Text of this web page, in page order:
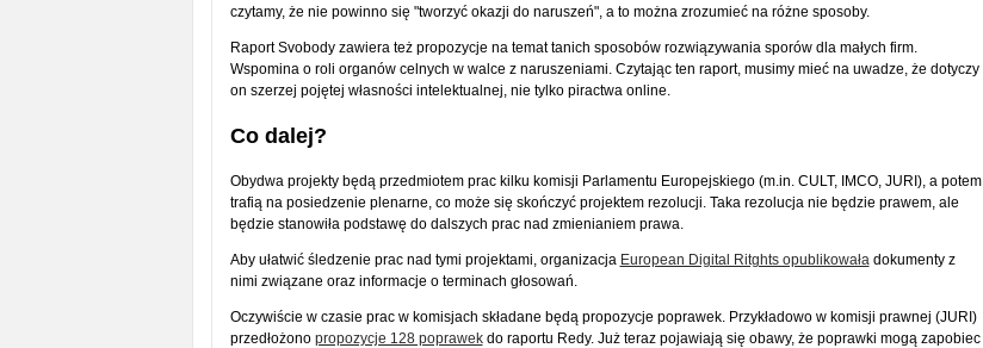
czytamy, że nie powinno się "tworzyć okazji do naruszeń", a to można zrozumieć na różne sposoby.
Raport Svobody zawiera też propozycje na temat tanich sposobów rozwiązywania sporów dla małych firm.
Wspomina o roli organów celnych w walce z naruszeniami. Czytając ten raport, musimy mieć na uwadze, że dotyczy
on szerzej pojętej własności intelektualnej, nie tylko piractwa online.
Co dalej?
Obydwa projekty będą przedmiotem prac kilku komisji Parlamentu Europejskiego (m.in. CULT, IMCO, JURI), a potem
trafią na posiedzenie plenarne, co może się skończyć projektem rezolucji. Taka rezolucja nie będzie prawem, ale
będzie stanowiła podstawę do dalszych prac nad zmienianiem prawa.
Aby ułatwić śledzenie prac nad tymi projektami, organizacja European Digital Ritghts opublikowaładokumenty z
nimi związane oraz informacje o terminach głosowań.
Oczywiście w czasie prac w komisjach składane będą propozycje poprawek. Przykładowo w komisji prawnej (JURI)
przedłożono propozycje 128 poprawekdo raportu Redy. Już teraz pojawiają się obawy, że poprawki mogą zapobiec